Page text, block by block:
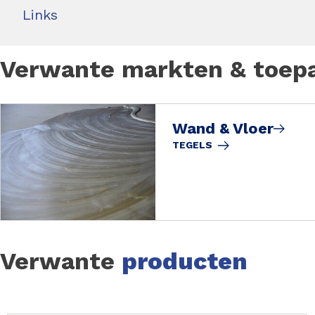
Links
Verwante markten &
Wand & Vloer
TEGELS
Verwante producten